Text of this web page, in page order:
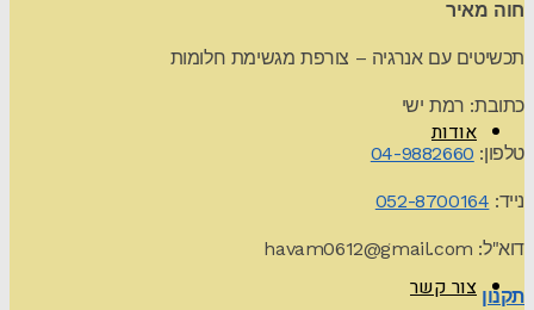
אודות
צור קשר
חוה מאיר
תכשיטים עם אנרגיה – צורפת מגשימת חלומות
כתובת: רמת ישי
טלפון: 04-9882660
נייד: 052-8700164
דוא"ל: havam0612@gmail.com
תקנון